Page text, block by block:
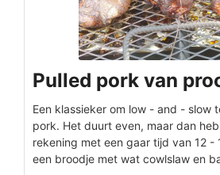
Pulled pork van
Een klassieker om low - and - slow
pork. Het duurt even, maar dan
rekening met een gaar tijd van 12 -
een broodje met wat cowlslaw en